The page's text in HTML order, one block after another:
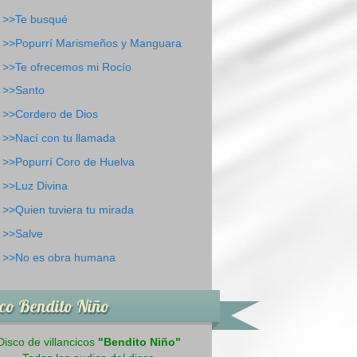
>>Te busqué
>>Popurrí Marismeños y Manguara
>>Te ofrecemos mi Rocío
>>Santo
>>Cordero de Dios
>>Nací con tu llamada
>>Popurrí Coro de Huelva
>>Luz Divina
>>Quien tuviera tu mirada
>>Salve
>>No es obra humana
Bendito Niño
de villancicos "Bendito Niño"